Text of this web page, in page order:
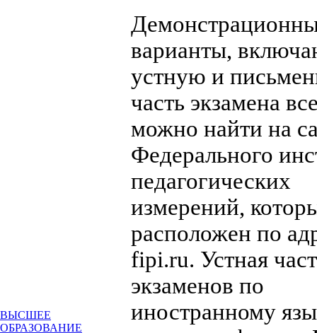
ВЫСШЕЕ
ОБРАЗОВАНИЕ
варианты,
устную и
часть экзамена
можно найти на
Федерального
педагогических
измерений,
расположен по
fipi.ru. Устная
экзаменов по
иностранному